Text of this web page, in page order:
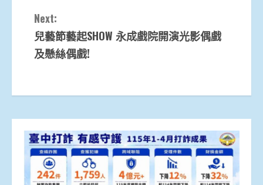
Next:
兒藝節藝起SHOW 永成戲院開演光影偶戲
及懸絲偶戲!